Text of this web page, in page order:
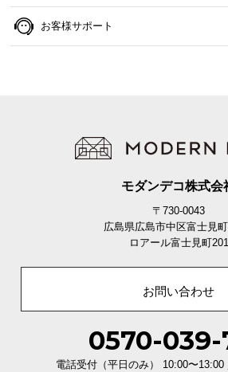
お客様サポート
モダンデコ株式会
〒730-0043
広島県広島市中区富士見
ロアール富士見町201
お問い合わせ
0570-039-
電話受付（平日のみ） 10:00〜13:00